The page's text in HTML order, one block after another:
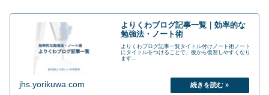
よりくわブログ記事一覧｜効率的な
勉強法・ノート術
よりくわブログ記事一覧タイトル付けノート術ノート
にタイトルをつけることで、後から復習しやすくなり
ます...
jhs.yorikuwa.com